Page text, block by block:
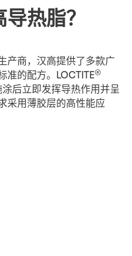
热脂？
产商，汉高提供了多款广
准的配方。LOCTITE®
后立即发挥导热作用并呈
采用薄胶层的高性能应